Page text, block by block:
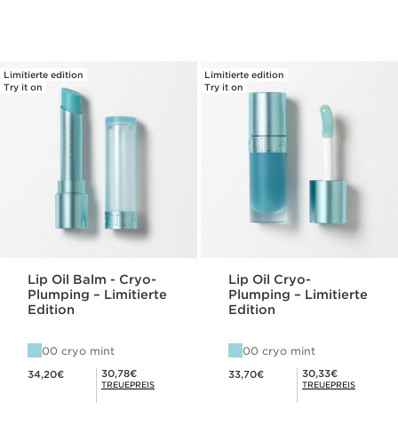
Limitierte edition
Try it on
Lip Oil Balm - Cryo-
Plumping – Limitierte
Edition
00 cryo mint
34,20€ Mitgliederpreis 30,78€
30,78€
TREUEPREIS
Limitierte edition
Try it on
Lip Oil Cryo-
Plumping – Limitierte
Edition
00 cryo mint
33,70€ Mitgliederpreis 30,33€
30,33€
TREUEPREIS